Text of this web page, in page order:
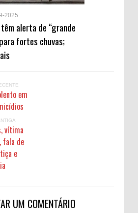
2025
alerta de “grande
fortes chuvas;
em
vítima
fala de
e
UM COMENTÁRIO